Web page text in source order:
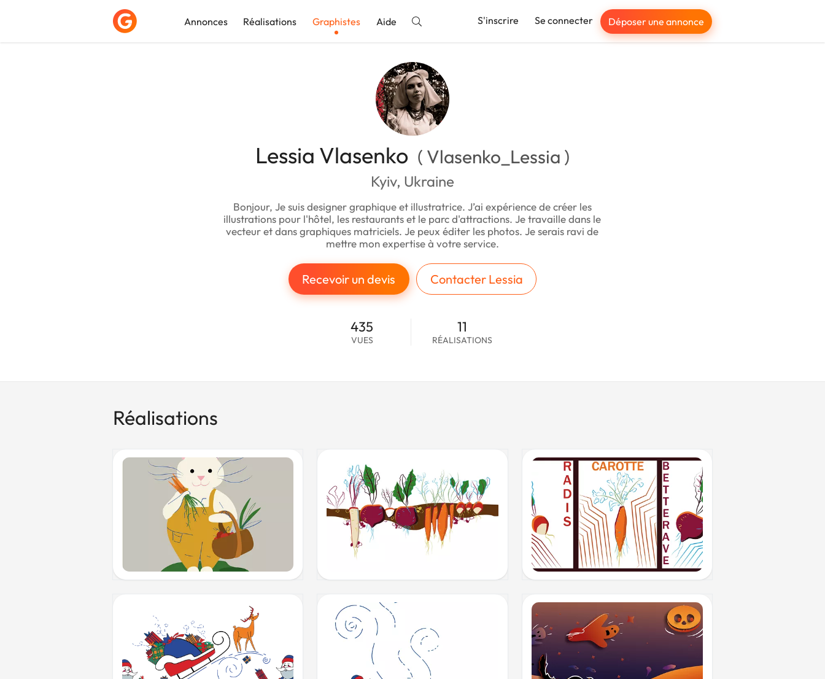
Annonces Réalisations Graphistes Aide S'inscrire Se connecter Déposer une annonce
Lessia Vlasenko ( Vlasenko_Lessia )
Kyiv, Ukraine
Bonjour, Je suis designer graphique et illustratrice. J’ai expérience de créer les
illustrations pour l'hôtel, les restaurants et le parc d'attractions. Je travaille dans le
vecteur et dans graphiques matriciels. Je peux éditer les photos. Je serais ravi de
mettre mon expertise à votre service.
Recevoir un devis Contacter Lessia
435
VUES
11
RÉALISATIONS
Réalisations